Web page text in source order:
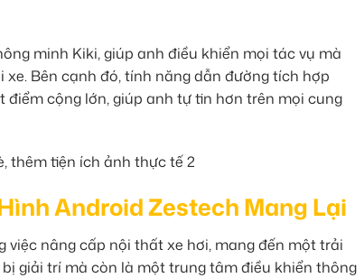
minh Kiki, giúp anh điều khiển mọi tác vụ mà
Bên cạnh đó, tính năng dẫn đường tích hợp
cộng lớn, giúp anh tự tin hơn trên mọi cung
Android Zestech Mang Lại
nâng cấp nội thất xe hơi, mang đến một trải
giải trí mà còn là một trung tâm điều khiển thông